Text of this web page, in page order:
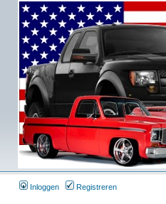
Inloggen Registreren